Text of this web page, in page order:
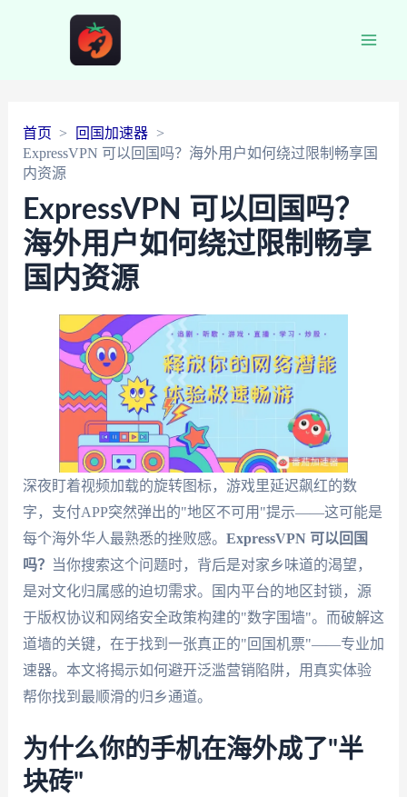
首页
回国加速器
ExpressVPN 可以回国吗？海外用户如何绕过限制畅享国
内资源
ExpressVPN 可以回国吗？
海外用户如何绕过限制畅享
国内资源
深夜盯着视频加载的旋转图标，游戏里延迟飙红的数
字，支付APP突然弹出的"地区不可用"提示——这可能是
每个海外华人最熟悉的挫败感。 ExpressVPN 可以回国
吗？ 当你搜索这个问题时，背后是对家乡味道的渴望，
是对文化归属感的迫切需求。国内平台的地区封锁，源
于版权协议和网络安全政策构建的"数字围墙"。而破解这
道墙的关键，在于找到一张真正的"回国机票"——专业加
速器。本文将揭示如何避开泛滥营销陷阱，用真实体验
帮你找到最顺滑的归乡通道。
为什么你的手机在海外成了"半
块砖"